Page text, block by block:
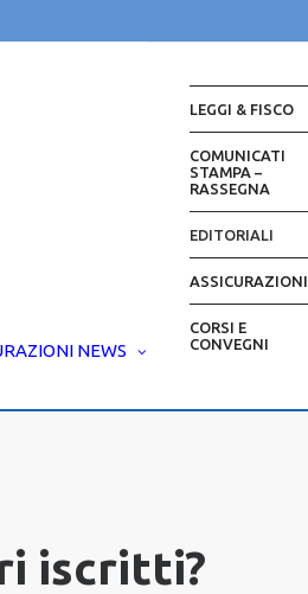
NEWS
LEGGI & FISCO
COMUNICATI
STAMPA –
RASSEGNA
EDITORIALI
ASSICURAZIONI
CORSI E
CONVEGNI
iscritti?